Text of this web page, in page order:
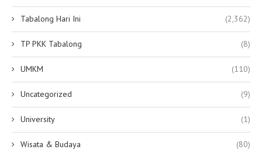
Tabalong Hari Ini (2,362)
TP PKK Tabalong (8)
UMKM (110)
Uncategorized (9)
University (1)
Wisata & Budaya (80)